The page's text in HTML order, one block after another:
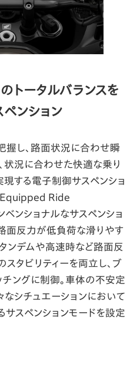
トータルバランスを
ンション
握し、路面状況に合わせ瞬
状況に合わせた快適な乗り
する電子制御サスペンショ
Ride
ンショナルなサスペンショ
面反力が低負荷な滑りやす
ンデムや高速時など路面反
タビリティーを両立し、ブ
ングに制御。車体の不安定
なシチュエーションにおいて
スペンションモードを設定